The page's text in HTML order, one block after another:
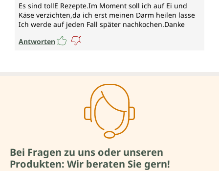
Es sind tollE Rezepte.Im Moment soll ich auf Ei und
Käse verzichten,da ich erst meinen Darm heilen lasse
Ich werde auf jeden Fall später nachkochen.Danke
Antworten
Bei Fragen zu uns oder unseren
Produkten: Wir beraten Sie gern!